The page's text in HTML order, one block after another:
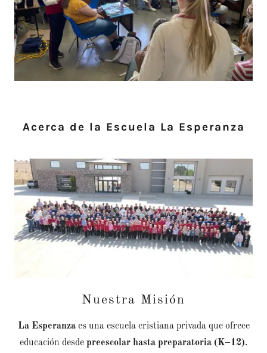
Acerca de la Escuela La Esperanza
Nuestra Misión
La Esperanzaes una escuela cristiana privada que ofrece
educación desde preescolar hasta preparatoria (K–12).